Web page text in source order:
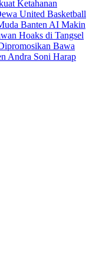
Ketahanan
United Basketball
Banten AI Makin
Hoaks di Tangsel
Bawa
Andra Soni Harap